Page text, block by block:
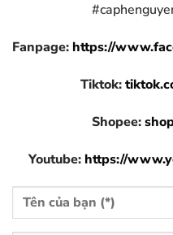
Fanpage: https://
Tiktok:
Shopee:
Youtube: https://